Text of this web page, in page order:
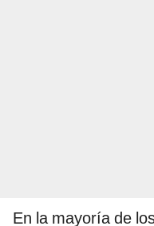
En la mayoría de